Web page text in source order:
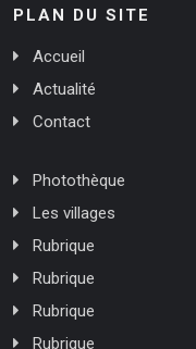
PLAN DU SITE
Accueil
Actualité
Contact
Photothèque
Les villages
Rubrique
Rubrique
Rubrique
Rubrique